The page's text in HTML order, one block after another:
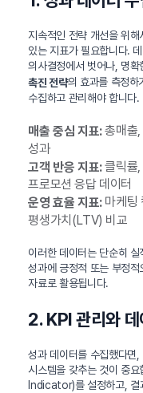
지속적인 전략 개선을 위
있는 지표가 필요합니다.
의사결정에서 벗어나, 명
촉진 전략의 효과를 측정하
수집하고 관리해야 합니다.
매출 중심 지표:총매출,
성과
고객 반응 지표:클릭률,
프로모션 응답 데이터
운영 효율 지표:마케팅
평생가치(LTV) 비교
이러한 데이터는 단순히 실
성과에 긍정적 또는 부정
자료로 활용됩니다.
2. KPI 관리와 데
성과 데이터를 수집했다면
시스템을 갖추는 것이 중
Indicator)를 설정하고, 결